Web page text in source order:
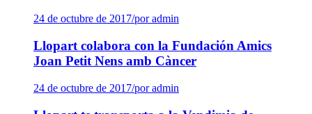
24 de octubre de 2017/por admin
Llopart colabora con la Fundación Amics
Joan Petit Nens amb Càncer
24 de octubre de 2017/por admin